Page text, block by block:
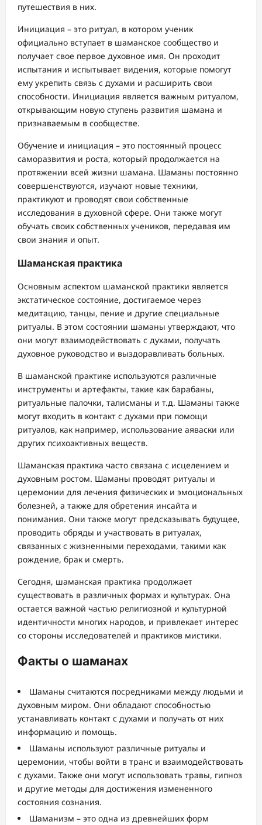
путешествия в них.
Инициация – это ритуал, в котором ученик
официально вступает в шаманское сообщество и
получает свое первое духовное имя. Он проходит
испытания и испытывает видения, которые помогут
ему укрепить связь с духами и расширить свои
способности. Инициация является важным ритуалом,
открывающим новую ступень развития шамана и
признаваемым в сообществе.
Обучение и инициация – это постоянный процесс
саморазвития и роста, который продолжается на
протяжении всей жизни шамана. Шаманы постоянно
совершенствуются, изучают новые техники,
практикуют и проводят свои собственные
исследования в духовной сфере. Они также могут
обучать своих собственных учеников, передавая им
свои знания и опыт.
Шаманская практика
Основным аспектом шаманской практики является
экстатическое состояние, достигаемое через
медитацию, танцы, пение и другие специальные
ритуалы. В этом состоянии шаманы утверждают, что
они могут взаимодействовать с духами, получать
духовное руководство и выздоравливать больных.
В шаманской практике используются различные
инструменты и артефакты, такие как барабаны,
ритуальные палочки, талисманы и т.д. Шаманы также
могут входить в контакт с духами при помощи
ритуалов, как например, использование аяваски или
других психоактивных веществ.
Шаманская практика часто связана с исцелением и
духовным ростом. Шаманы проводят ритуалы и
церемонии для лечения физических и эмоциональных
болезней, а также для обретения инсайта и
понимания. Они также могут предсказывать будущее,
проводить обряды и участвовать в ритуалах,
связанных с жизненными переходами, такими как
рождение, брак и смерть.
Сегодня, шаманская практика продолжает
существовать в различных формах и культурах. Она
остается важной частью религиозной и культурной
идентичности многих народов, и привлекает интерес
со стороны исследователей и практиков мистики.
Факты о шаманах
Шаманы считаются посредниками между людьми и
духовным миром. Они обладают способностью
устанавливать контакт с духами и получать от них
информацию и помощь.
Шаманы используют различные ритуалы и
церемонии, чтобы войти в транс и взаимодействовать
с духами. Также они могут использовать травы, гипноз
и другие методы для достижения измененного
состояния сознания.
Шаманизм – это одна из древнейших форм